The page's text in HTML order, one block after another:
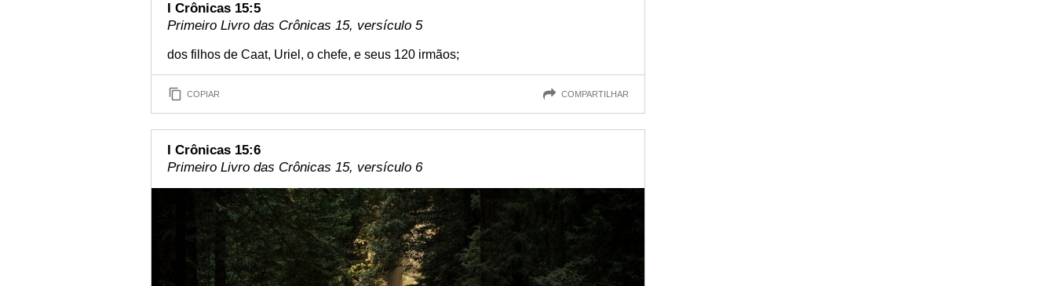
I Crônicas 15:5
Primeiro Livro das Crônicas 15, versículo 5
dos filhos de Caat, Uriel, o chefe, e seus 120 irmãos;
COPIAR COMPARTILHAR
I Crônicas 15:6
Primeiro Livro das Crônicas 15, versículo 6